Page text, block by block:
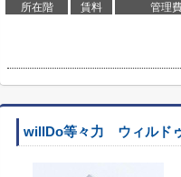
所在階 賃料 管理
willDo等々力 ウィルド